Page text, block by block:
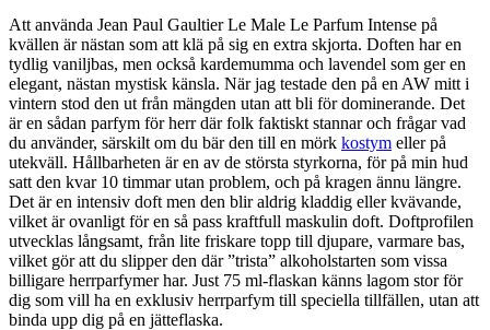
Att använda Jean Paul Gaultier Le Male Le Parfum Intense på
kvällen är nästan som att klä på sig en extra skjorta. Doften har en
tydlig vaniljbas, men också kardemumma och lavendel som ger en
elegant, nästan mystisk känsla. När jag testade den på en AW mitt i
vintern stod den ut från mängden utan att bli för dominerande. Det
är en sådan parfym för herr där folk faktiskt stannar och frågar vad
du använder, särskilt om du bär den till en mörk kostym eller på
utekväll. Hållbarheten är en av de största styrkorna, för på min hud
satt den kvar 10 timmar utan problem, och på kragen ännu längre.
Det är en intensiv doft men den blir aldrig kladdig eller kvävande,
vilket är ovanligt för en så pass kraftfull maskulin doft. Doftprofilen
utvecklas långsamt, från lite friskare topp till djupare, varmare bas,
vilket gör att du slipper den där ”trista” alkoholstarten som vissa
billigare herrparfymer har. Just 75 ml-flaskan känns lagom stor för
dig som vill ha en exklusiv herrparfym till speciella tillfällen, utan att
binda upp dig på en jätteflaska.